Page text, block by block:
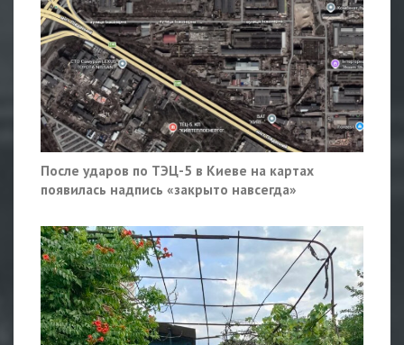
После ударов по ТЭЦ-5 в Киеве на картах
появилась надпись «закрыто навсегда»